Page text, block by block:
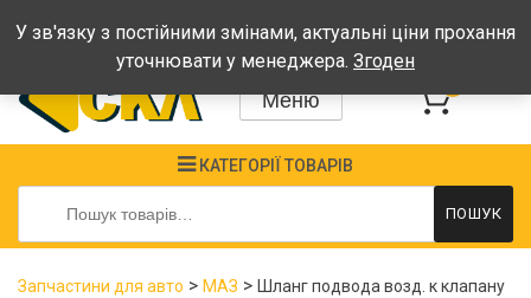
Графік: Пн-Пт: 08:00-17:00, Сб-Нд - вихідні
Меню
КАТЕГОРІЇ ТОВАРІВ
Шукати:
ПОШУК
Запчастини для авто > МАЗ > Шланг подвода возд. к клапану
У зв'язку з постійними змінами, актуальні ціни прохання
уточнювати у менеджера. Згоден